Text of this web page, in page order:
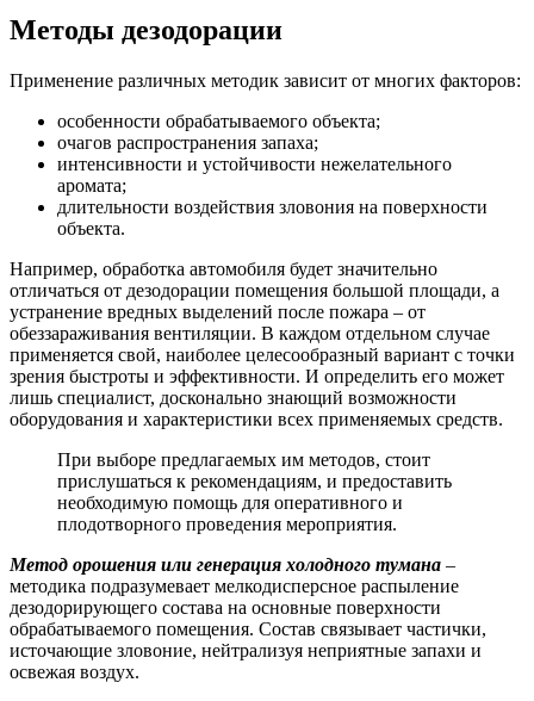
Методы дезодорации
Применение различных методик зависит от многих факторов:
особенности обрабатываемого объекта;
очагов распространения запаха;
интенсивности и устойчивости нежелательного
аромата;
длительности воздействия зловония на поверхности
объекта.
Например, обработка автомобиля будет значительно
отличаться от дезодорации помещения большой площади, а
устранение вредных выделений после пожара – от
обеззараживания вентиляции. В каждом отдельном случае
применяется свой, наиболее целесообразный вариант с точки
зрения быстроты и эффективности. И определить его может
лишь специалист, досконально знающий возможности
оборудования и характеристики всех применяемых средств.
При выборе предлагаемых им методов, стоит
прислушаться к рекомендациям, и предоставить
необходимую помощь для оперативного и
плодотворного проведения мероприятия.
Метод орошения или генерация холодного тумана –
методика подразумевает мелкодисперсное распыление
дезодорирующего состава на основные поверхности
обрабатываемого помещения. Состав связывает частички,
источающие зловоние, нейтрализуя неприятные запахи и
освежая воздух.